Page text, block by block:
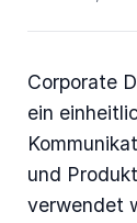
Corporate
ein
und
verwendet